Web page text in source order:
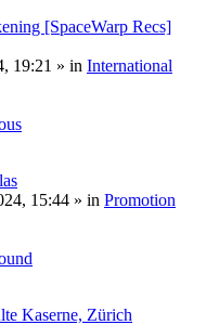
[SpaceWarp Recs]
19:21 » in International
15:44 » in Promotion
Kaserne, Zürich